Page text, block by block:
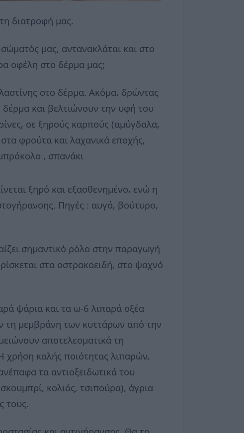
διατροφή μας.
μας, αντανακλάται και στο
οφέλη στο δέρμα μας;
στο δέρμα. Ακόμα, δρώντας
δέρμα και βελτιώνουν την υφή του
σε ξηρούς καρπούς (αμύγδαλα,
φρούτα και λαχανικά εποχής,
, σπανάκι
ξηρό και εξασθενημένο, ενώ η
Πηγές : αυγό, βούτυρο,
σημαντικό ρόλο στην παραγωγή
στα οστρακοειδή, στο ψαχνό
ψάρια και τα ω-6 λιπαρά οξέα
τη μεμβράνη των κυττάρων από την
αποτελεσματικά τη
καλής ποιότητας λιπαρών,
τα αντιοξειδωτικά του
κολιός, τσιπούρα), άγρια
τους.